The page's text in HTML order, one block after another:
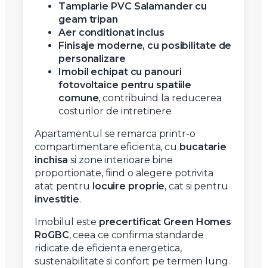
Tamplarie PVC Salamander cu
geam tripan
Aer conditionat inclus
Finisaje moderne, cu posibilitate de
personalizare
Imobil echipat cu panouri
fotovoltaice pentru spatiile
comune, contribuind la reducerea
costurilor de intretinere
Apartamentul se remarca printr-o
compartimentare eficienta, cu bucatarie
inchisa si zone interioare bine
proportionate, fiind o alegere potrivita
atat pentru locuire proprie, cat si pentru
investitie.
Imobilul este precertificat Green Homes
RoGBC, ceea ce confirma standarde
ridicate de eficienta energetica,
sustenabilitate si confort pe termen lung.